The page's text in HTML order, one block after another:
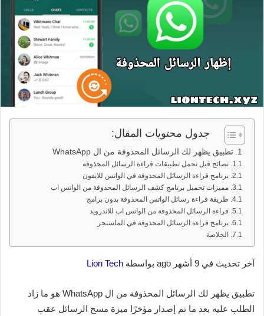
جدول محتويات المقال:
تطبيق يظهر لك الرسائل المحذوفة من ال WhatsApp
نصائح قبل تحمل تطبيقات قراءة الرسائل المحذوفة
برنامج قراءة الرسائل المحذوفة في الواتس للايفون
مميزات تحميل برنامج كشف الرسائل المحذوفة من الواتس اب
طريقة قراءة رسائل الواتس المحذوفة بدون برامج
قراءة الرسائل المحذوفة من الواتس اب للاندرويد
برنامج قراءة الرسائل المحذوفة في الماسنجر
الخلاصة
آخر تحديث في 9 أشهر ago بواسطة Lion Tech
تطبيق يظهر لك الرسائل المحذوفة من ال WhatsApp هو ما زاد
الطلب عليه بعد ما تم إصدار مؤخرًا ميزة مسح الرسائل عقب